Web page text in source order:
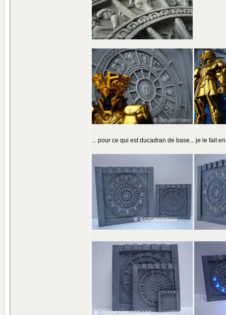
... pour ce qui est ducadran de base... je le fait